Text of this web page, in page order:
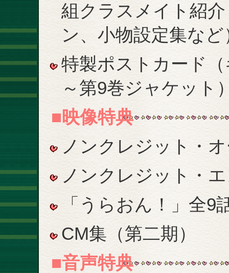
組クラスメイト紹
ン、小物設定集など
特製ポストカード
～第9巻ジャケット
■映像特典
ノンクレジット・
ノンクレジット・
「うらおん！」全9
CM集（第二期）
■音声特典